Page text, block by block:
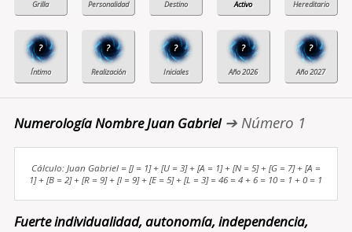
? ? ? ? ?
Numerología Nombre Juan Gabriel➔ Número 1
Cálculo: Juan Gabriel = [J = 1] + [U = 3] + [A = 1] + [N = 5] + [G = 7] + [A =
1] + [B = 2] + [R = 9] + [I = 9] + [E = 5] + [L = 3] = 46 = 4 + 6 = 10 = 1 + 0 = 1
Fuerte individualidad, autonomía, independencia,